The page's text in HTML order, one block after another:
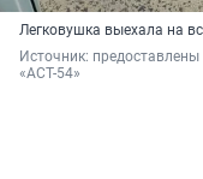
Легковушка выехала на
Источник:
«АСТ-54»